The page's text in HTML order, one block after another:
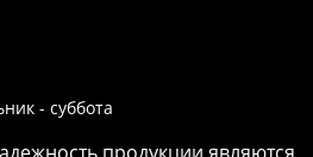
- суббота